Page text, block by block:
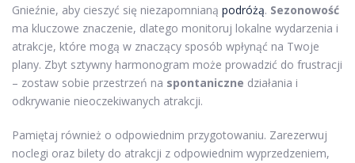
Gnieźnie, aby cieszyć się niezapomnianą podróżą. Sezonowość
ma kluczowe znaczenie, dlatego monitoruj lokalne wydarzenia i
atrakcje, które mogą w znaczący sposób wpłynąć na Twoje
plany. Zbyt sztywny harmonogram może prowadzić do frustracji
– zostaw sobie przestrzeń na spontaniczne działania i
odkrywanie nieoczekiwanych atrakcji.
Pamiętaj również o odpowiednim przygotowaniu. Zarezerwuj
noclegi oraz bilety do atrakcji z odpowiednim wyprzedzeniem,